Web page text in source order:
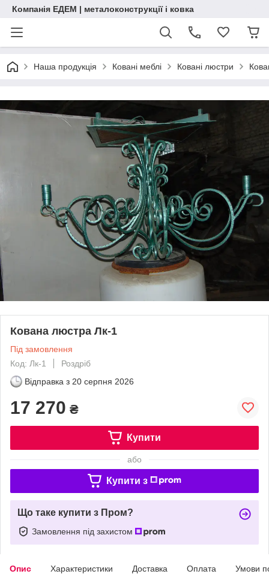
Компанія ЕДЕМ | металоконструкції і ковка
Наша продукція Ковані меблі Ковані люстри
Кована люстра Лк-1
Під замовлення
Код: Лк-1
Роздріб
Відправка з 20 серпня 2026
17 270 ₴
Купити
або
Купити з
Що таке купити з Пром?
Замовлення під захистом
Опис Характеристики Доставка Оплата Умови